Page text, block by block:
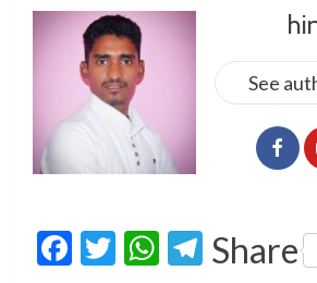
See
Facebook
TwitterShare